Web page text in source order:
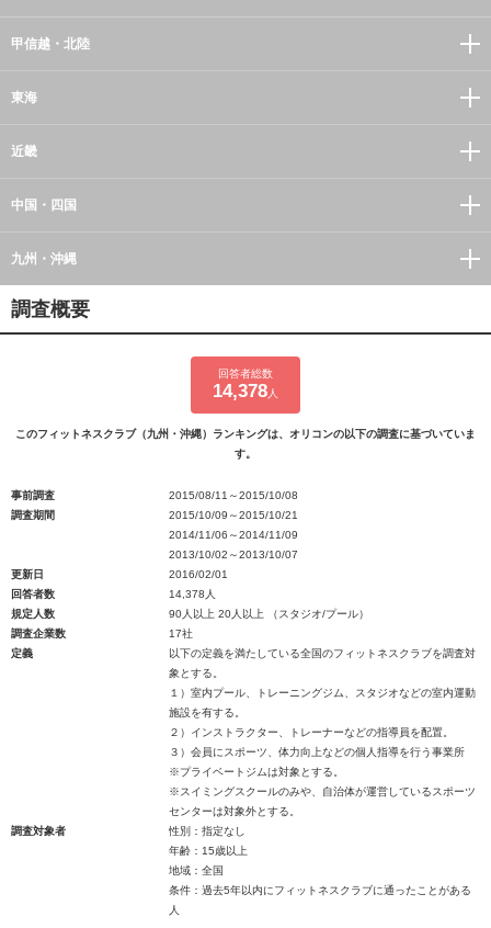
甲信越・北陸
東海
近畿
中国・四国
九州・沖縄
調査概要
回答者総数
14,378 人
このフィットネスクラブ（九州・沖縄）ランキングは、オリコンの以下の調査に基づいていま
す。
事前調査
2015/08/11～2015/10/08
調査期間
2015/10/09～2015/10/21
2014/11/06～2014/11/09
2013/10/02～2013/10/07
更新日
2016/02/01
回答者数
14,378人
規定人数
90人以上 20人以上 （スタジオ/プール）
調査企業数
17社
定義
以下の定義を満たしている全国のフィットネスクラブを調査対
象とする。
１）室内プール、トレーニングジム、スタジオなどの室内運動
施設を有する。
２）インストラクター、トレーナーなどの指導員を配置。
３）会員にスポーツ、体力向上などの個人指導を行う事業所
※プライベートジムは対象とする。
※スイミングスクールのみや、自治体が運営しているスポーツ
センターは対象外とする。
調査対象者
性別：指定なし
年齢：15歳以上
地域：全国
条件：過去5年以内にフィットネスクラブに通ったことがある
人